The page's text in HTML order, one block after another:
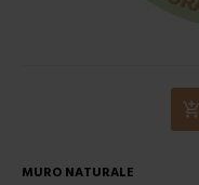
MURO NATURALE